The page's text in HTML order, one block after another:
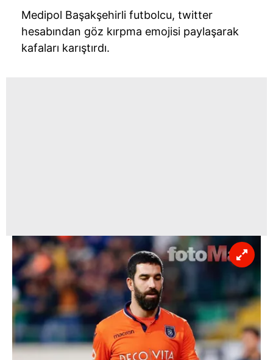
Medipol Başakşehirli futbolcu, twitter
hesabından göz kırpma emojisi paylaşarak
kafaları karıştırdı.